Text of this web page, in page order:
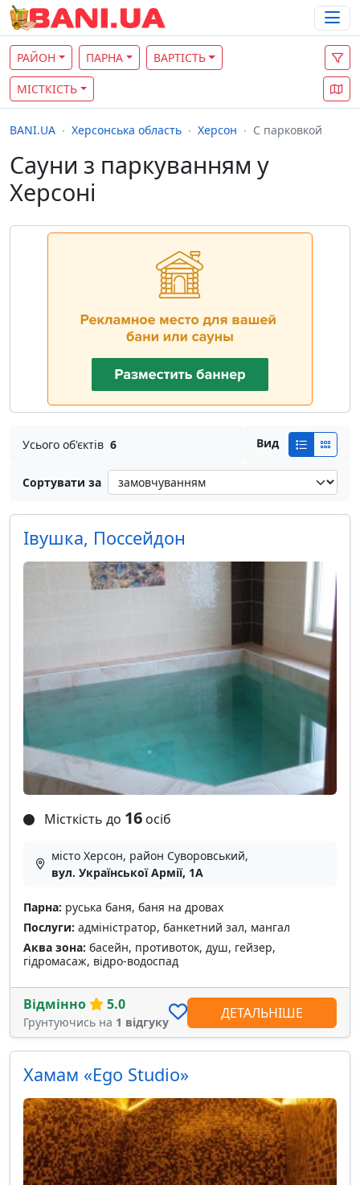
РАЙОН ПАРНА ВАРТІСТЬ
МІСТКІСТЬ
BANI.UA Херсонська область Херсон С парковкой
Сауни з паркуванням у
Херсоні
Усього об'єктів 6 Вид
Сортувати за
Івушка, Поссейдон
Місткість до 16 осіб
місто Херсон, район Суворовський,
вул. Української Армії, 1A
Парна: руська баня, баня на дровах
Послуги: адміністратор, банкетний зал, мангал
Аква зона: басейн, противоток, душ, гейзер,
гідромасаж, відро-водоспад
Відмінно 5.0
Грунтуючись на 1 відгуку
ДЕТАЛЬНІШЕ
Хамам «Ego Studio»